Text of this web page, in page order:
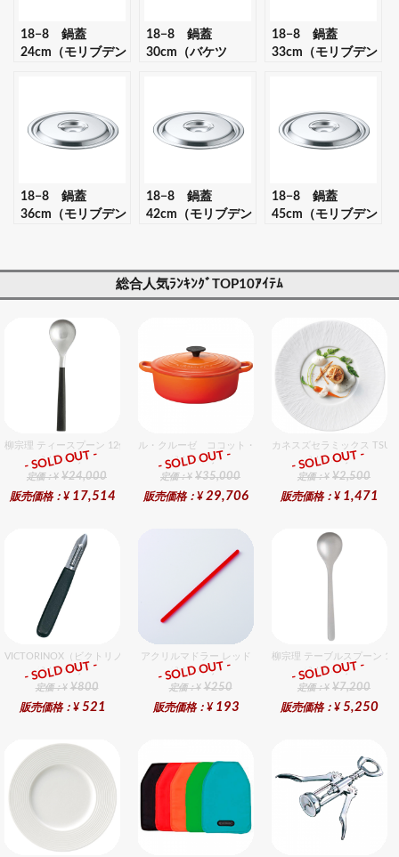
18−8 鍋蓋
24cm（モリブデン
18−8 鍋蓋
30cm（バケツ
18−8 鍋蓋
33cm（モリブデン
18−8 鍋蓋
36cm（モリブデン
応可】
18−8 鍋蓋
42cm（モリブデン
応可】
18−8 鍋蓋
45cm（モリブデン
応可】
総合人気ﾗﾝｷﾝｸﾞTOP10ｱｲﾃﾑ
柳宗理 ティースプーン 12個入りセット
総合ﾗﾝｷﾝｸﾞ
定価：¥ ¥24,000
販売価格：¥ 17,514
- SOLD OUT -
ル・クルーゼ ココット・ジャポネーズ 24cm オレンジ
総合ﾗﾝｷﾝｸﾞ
定価：¥ ¥35,000
販売価格：¥ 29,706
- SOLD OUT -
カネスズセラミックス
総合ﾗﾝｷﾝｸﾞ
定価：¥ ¥2,500
販売価格：¥ 1,471
- SOLD OUT -
VICTORINOX（ビクトリノックス） ポテトピーラー ６cm
総合ﾗﾝｷﾝｸﾞ
定価：¥ ¥800
販売価格：¥ 521
- SOLD OUT -
アクリルマドラー レッド
総合ﾗﾝｷﾝｸﾞ
定価：¥ ¥250
販売価格：¥ 193
- SOLD OUT -
柳宗理 テーブルスプーン 12
総合ﾗﾝｷﾝｸﾞ
定価：¥ ¥7,200
販売価格：¥ 5,250
- SOLD OUT -